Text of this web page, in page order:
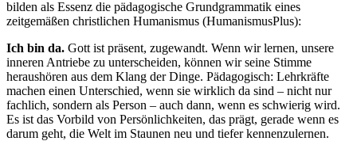
bilden als Essenz die pädagogische Grundgrammatik eines
zeitgemäßen christlichen Humanismus (HumanismusPlus):
Ich bin da. Gott ist präsent, zugewandt. Wenn wir lernen, unsere
inneren Antriebe zu unterscheiden, können wir seine Stimme
heraushören aus dem Klang der Dinge. Pädagogisch: Lehrkräfte
machen einen Unterschied, wenn sie wirklich da sind – nicht nur
fachlich, sondern als Person – auch dann, wenn es schwierig wird.
Es ist das Vorbild von Persönlichkeiten, das prägt, gerade wenn es
darum geht, die Welt im Staunen neu und tiefer kennenzulernen.